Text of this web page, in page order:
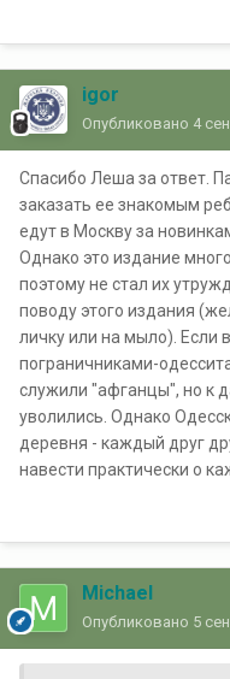
igor
Опубликовано 4
Спасибо Леша за ответ.
заказать ее знакомым
едут в Москву за
Однако это издание
поэтому не стал их
поводу этого издания
личку или на мыло). Если
пограничниками-
служили "афганцы", но к
уволились. Однако
деревня - каждый друг
навести практически о
Michael
Опубликовано 5